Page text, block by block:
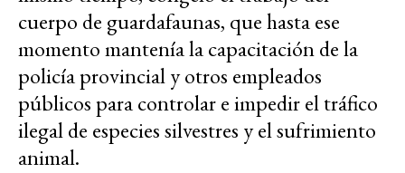
cuerpo de guardafaunas, que hasta ese
momento mantenía la capacitación de la
policía provincial y otros empleados
públicos para controlar e impedir el tráfico
ilegal de especies silvestres y el sufrimiento
animal.